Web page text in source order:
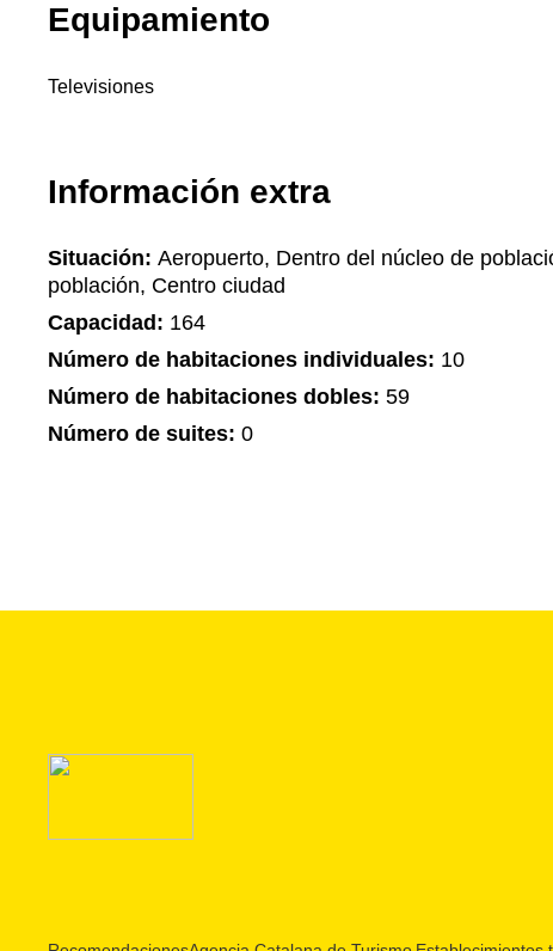
Equipamiento
Televisiones
Información extra
Situación: Aeropuerto, Dentro del núcleo de
población, Centro ciudad
Capacidad: 164
Número de habitaciones individuales: 10
Número de habitaciones dobles: 59
Número de suites: 0